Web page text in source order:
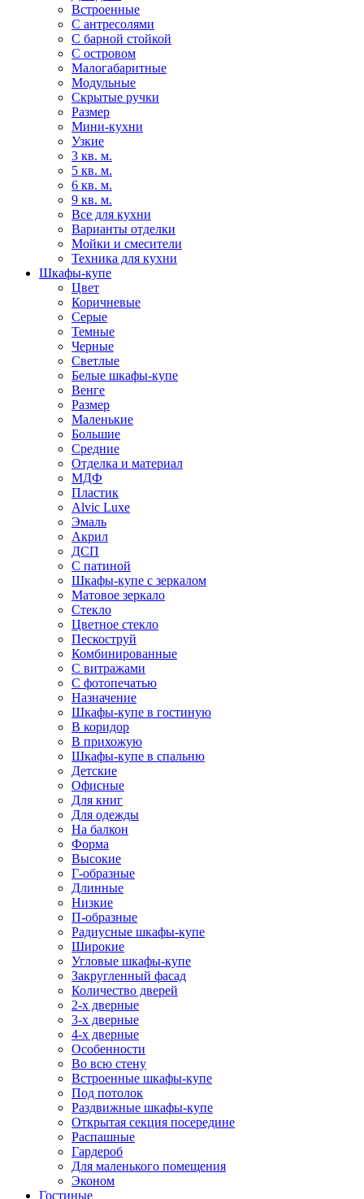
Встроенные
С антресолями
С барной стойкой
С островом
Малогабаритные
Модульные
Скрытые ручки
Размер
Мини-кухни
Узкие
3 кв. м.
5 кв. м.
6 кв. м.
9 кв. м.
Все для кухни
Варианты отделки
Мойки и смесители
Техника для кухни
Шкафы-купе
Цвет
Коричневые
Серые
Темные
Черные
Светлые
Белые шкафы-купе
Венге
Размер
Маленькие
Большие
Средние
Отделка и материал
МДФ
Пластик
Alvic Luxe
Эмаль
Акрил
ДСП
С патиной
Шкафы-купе с зеркалом
Матовое зеркало
Стекло
Цветное стекло
Пескоструй
Комбинированные
С витражами
С фотопечатью
Назначение
Шкафы-купе в гостиную
В коридор
В прихожую
Шкафы-купе в спальню
Детские
Офисные
Для книг
Для одежды
На балкон
Форма
Высокие
Г-образные
Длинные
Низкие
П-образные
Радиусные шкафы-купе
Широкие
Угловые шкафы-купе
Закругленный фасад
Количество дверей
2-х дверные
3-х дверные
4-х дверные
Особенности
Во всю стену
Встроенные шкафы-купе
Под потолок
Раздвижные шкафы-купе
Открытая секция посередине
Распашные
Гардероб
Для маленького помещения
Эконом
Гостиные